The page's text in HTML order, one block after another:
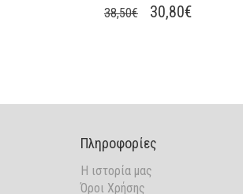
38,50€
ORIGINAL
30,80€CURRENT
Πληροφορίες
Η ιστορία μας
Όροι Χρήσης